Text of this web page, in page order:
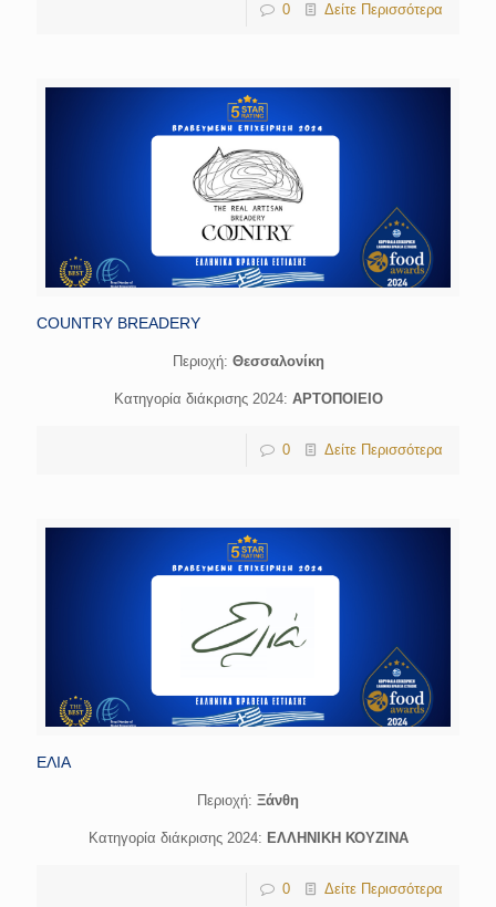
0 Δείτε Περισσότερα
COUNTRY BREADERY
Περιοχή: Θεσσαλονίκη
Κατηγορία διάκρισης 2024: ΑΡΤΟΠΟΙΕΙΟ
0 Δείτε Περισσότερα
ΕΛΙΑ
Περιοχή: Ξάνθη
Κατηγορία διάκρισης 2024: ΕΛΛΗΝΙΚΗ ΚΟΥΖΙΝΑ
0 Δείτε Περισσότερα